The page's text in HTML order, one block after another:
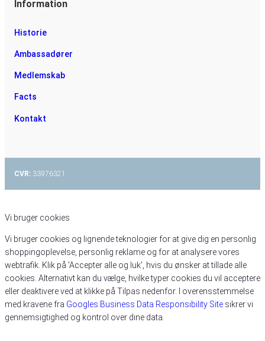
Information
Historie
Ambassadører
Medlemskab
Facts
Kontakt
CVR: 33976321
Vi bruger cookies
Vi bruger cookies og lignende teknologier for at give dig en personlig
shoppingoplevelse, personlig reklame og for at analysere vores
webtrafik. Klik på 'Accepter alle og luk', hvis du ønsker at tillade alle
cookies. Alternativt kan du vælge, hvilke typer cookies du vil acceptere
eller deaktivere ved at klikke på Tilpas nedenfor. I overensstemmelse
med kravene fra Googles Business Data Responsibility Site sikrer vi
gennemsigtighed og kontrol over dine data.